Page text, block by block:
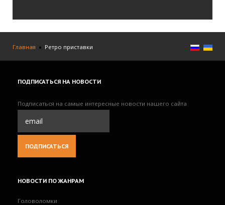
Главная Ретро приставки
ПОДПИСАТЬСЯ НА НОВОСТИ
Подписаться на самые интересные новости нашего сайта
НОВОСТИ ПО ЖАНРАМ
Головоломки